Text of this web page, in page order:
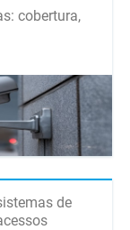
cobertura,
de